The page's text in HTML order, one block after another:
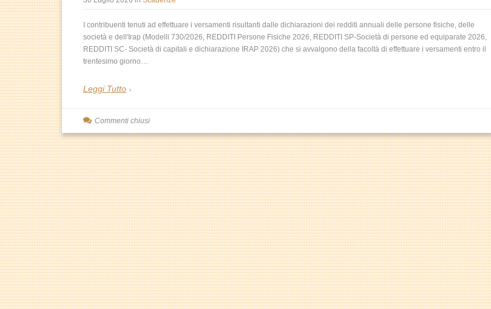
I contribuenti tenuti ad effettuare i versamenti risultanti dalle dichiarazioni dei redditi annuali delle persone fisiche, delle
società e dell'Irap (Modelli 730/2026, REDDITI Persone Fisiche 2026, REDDITI SP-Società di persone ed equiparate 2026,
REDDITI SC- Società di capitali e dichiarazione IRAP 2026) che si avvalgono della facoltà di effettuare i versamenti entro il
trentesimo giorno…
Leggi Tutto
Commenti chiusi